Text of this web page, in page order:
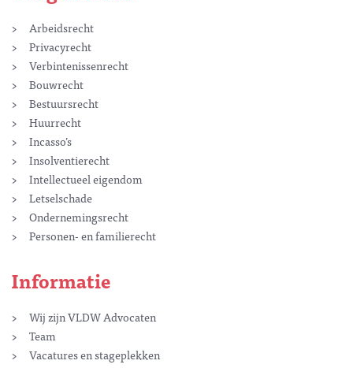
Arbeidsrecht
Privacyrecht
Verbintenissenrecht
Bouwrecht
Bestuursrecht
Huurrecht
Incasso’s
Insolventierecht
Intellectueel eigendom
Letselschade
Ondernemingsrecht
Personen- en familierecht
Informatie
Wij zijn VLDW Advocaten
Team
Vacatures en stageplekken